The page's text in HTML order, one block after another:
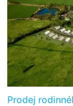
Prodej